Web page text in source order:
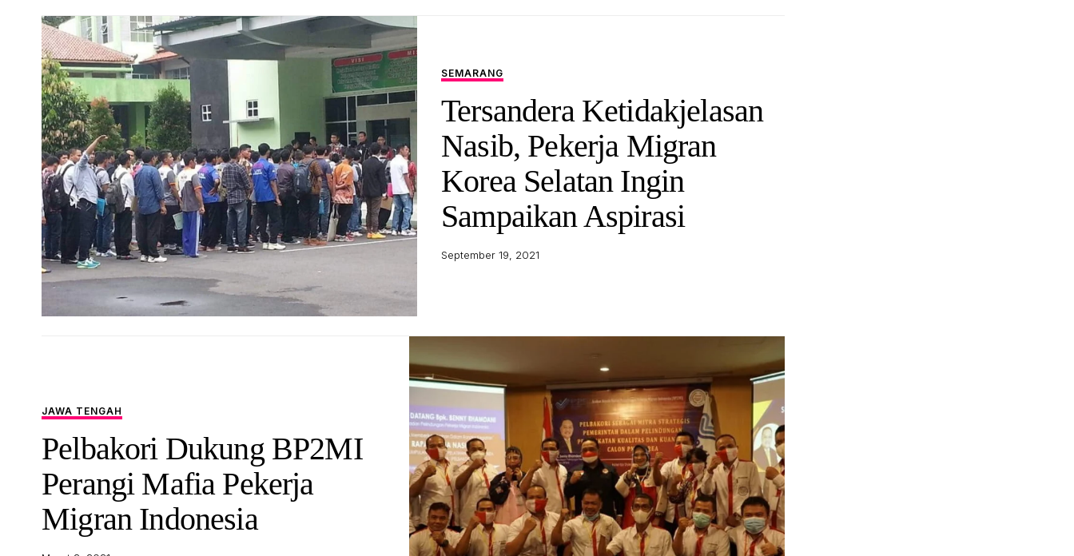
SEMARANG
Tersandera Ketidakjelasan
Nasib, Pekerja Migran
Korea Selatan Ingin
Sampaikan Aspirasi
September 19, 2021
JAWA TENGAH
Pelbakori Dukung BP2MI
Perangi Mafia Pekerja
Migran Indonesia